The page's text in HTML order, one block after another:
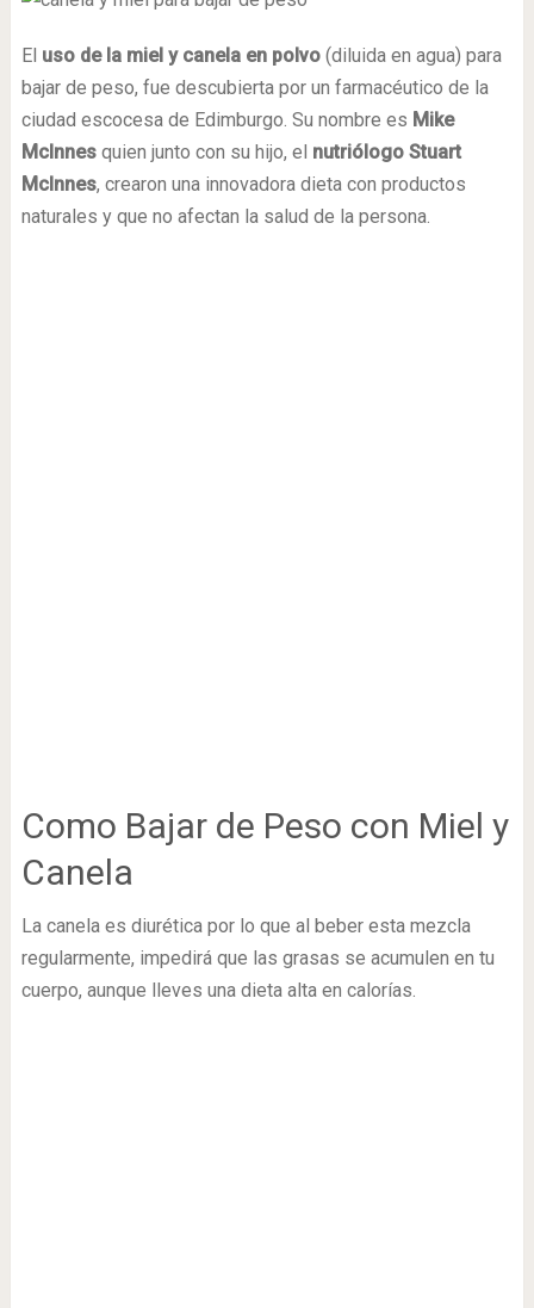
El uso de la miel y canela en polvo(diluida en agua) para
bajar de peso, fue descubierta por un farmacéutico de la
ciudad escocesa de Edimburgo. Su nombre es Mike
Mclnnesquien junto con su hijo, el nutriólogo Stuart
Mclnnes, crearon una innovadora dieta con productos
naturales y que no afectan la salud de la persona.
Como Bajar de Peso con Miel y
Canela
La canela es diurética por lo que al beber esta mezcla
regularmente, impedirá que las grasas se acumulen en tu
cuerpo, aunque lleves una dieta alta en calorías.